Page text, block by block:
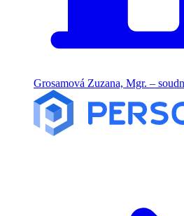
Grosamová Zuzana, Mgr. –